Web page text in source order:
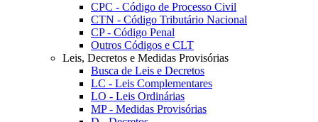
CPC - Código de Processo Civil
CTN - Código Tributário Nacional
CP - Código Penal
Outros Códigos e CLT
Leis, Decretos e Medidas Provisórias
Busca de Leis e Decretos
LC - Leis Complementares
LO - Leis Ordinárias
MP - Medidas Provisórias